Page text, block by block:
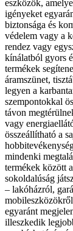
eszközök,
igényeket
biztonsága és
védelem vagy a
rendez vagy
kínálatból gyors
termékek
áramszünet,
legyen a
szempontokkal
távon
vagy
összeállítható a
mindenki
termékek között
sokoldalúság
– lakóházról,
egyaránt
illeszkedik